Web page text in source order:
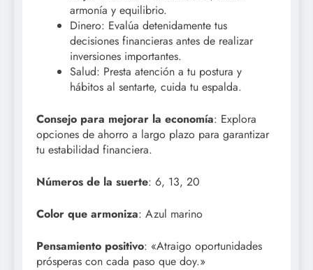
armonía y equilibrio.
Dinero: Evalúa detenidamente tus
decisiones financieras antes de realizar
inversiones importantes.
Salud: Presta atención a tu postura y
hábitos al sentarte, cuida tu espalda.
Consejo para mejorar la economía: Explora
opciones de ahorro a largo plazo para garantizar
tu estabilidad financiera.
Números de la suerte: 6, 13, 20
Color que armoniza: Azul marino
Pensamiento positivo: «Atraigo oportunidades
prósperas con cada paso que doy.»